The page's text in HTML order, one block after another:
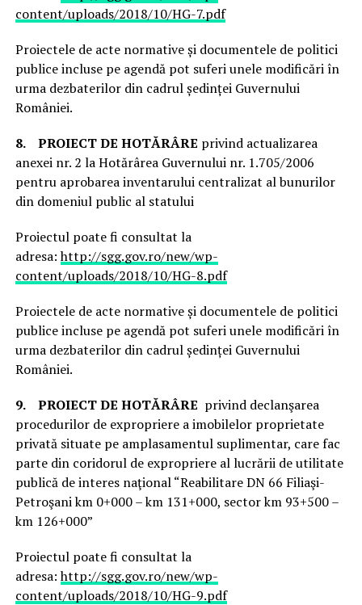
content/uploads/2018/10/HG-7.pdf
Proiectele de acte normative și documentele de politici
publice incluse pe agendă pot suferi unele modificări în
urma dezbaterilor din cadrul ședinței Guvernului
României.
8. PROIECT DE HOTĂRÂRE privind actualizarea
anexei nr. 2 la Hotărârea Guvernului nr. 1.705/2006
pentru aprobarea inventarului centralizat al bunurilor
din domeniul public al statului
Proiectul poate fi consultat la
adresa:http://sgg.gov.ro/new/wp-
content/uploads/2018/10/HG-8.pdf
Proiectele de acte normative și documentele de politici
publice incluse pe agendă pot suferi unele modificări în
urma dezbaterilor din cadrul ședinței Guvernului
României.
9. PROIECT DE HOTĂRÂRE privind declanşarea
procedurilor de expropriere a imobilelor proprietate
privată situate pe amplasamentul suplimentar, care fac
parte din coridorul de expropriere al lucrării de utilitate
publică de interes naţional “Reabilitare DN 66 Filiaşi-
Petroşani km 0+000 – km 131+000, sector km 93+500 –
km 126+000”
Proiectul poate fi consultat la
adresa:http://sgg.gov.ro/new/wp-
content/uploads/2018/10/HG-9.pdf